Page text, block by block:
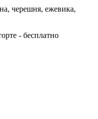
черешня, ежевика,
- бесплатно